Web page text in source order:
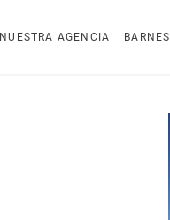
NUESTRA AGENCIA BARNES